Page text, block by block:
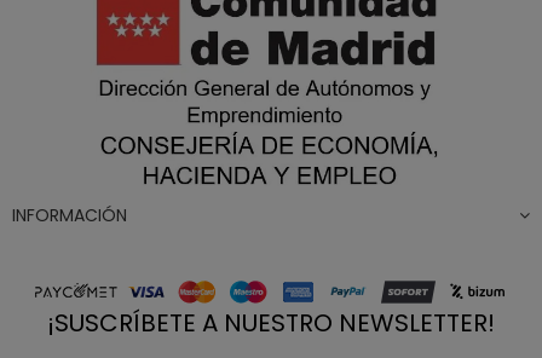
INFORMACIÓN
¡SUSCRÍBETE A NUESTRO NEWSLETTER!